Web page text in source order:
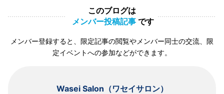
このブログは
メンバー投稿記事 です
メンバー登録すると、限定記事の閲覧やメンバー同士の交流、限
定イベントへの参加などができます。
Wasei Salon（ワセイサロン）